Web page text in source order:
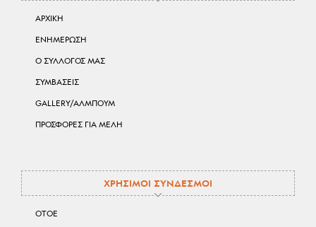
ΑΡΧΙΚΗ
ΕΝΗΜΕΡΩΣΗ
Ο ΣΥΛΛΟΓΟΣ ΜΑΣ
ΣΥΜΒΑΣΕΙΣ
GALLERY/ΑΛΜΠΟΥΜ
ΠΡΟΣΦΟΡΕΣ ΓΙΑ ΜΕΛΗ
ΧΡΗΣΙΜΟΙ ΣΥΝΔΕΣΜΟΙ
ΟΤΟΕ